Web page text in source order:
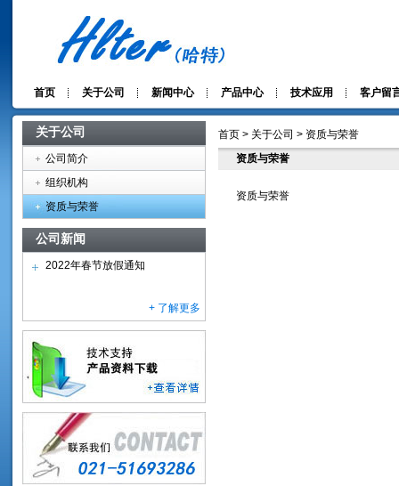
首页 关于公司 新闻中心 产品中心 技术应用 客户留
关于公司
公司简介
组织机构
资质与荣誉
公司新闻
2022年春节放假通知
+ 了解更多
首页 > 关于公司 > 资质与荣誉
资质与荣誉
资质与荣誉